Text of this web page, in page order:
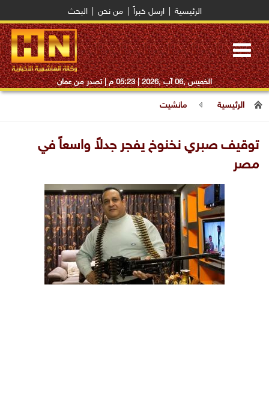
الرئيسية ارسل خبراً من نحن البحث
Toggle
navigation
الخميس ,06 آب ,2026 | 05:23 م | تصدر من عمان
الرئيسية مانشيت
توقيف صبري نخنوخ يفجر جدلاً واسعاً في
مصر